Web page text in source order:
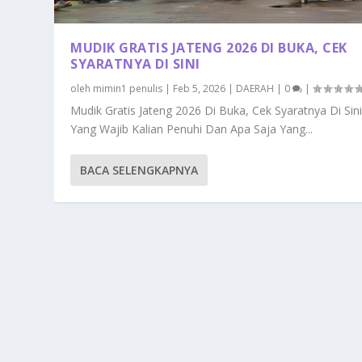
MUDIK GRATIS JATENG 2026 DI BUKA, CEK
SYARATNYA DI SINI
oleh mimin1 penulis | Feb 5, 2026 | DAERAH | 0 |
Mudik Gratis Jateng 2026 Di Buka, Cek Syaratnya Di Sini
Yang Wajib Kalian Penuhi Dan Apa Saja Yang...
BACA SELENGKAPNYA